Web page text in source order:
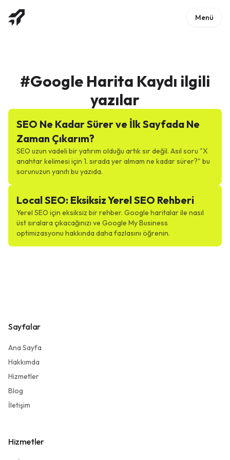
Menü
#Google Harita Kaydı ilgili
yazılar
SEO Ne Kadar Sürer ve İlk Sayfada Ne
Zaman Çıkarım?
SEO uzun vadeli bir yatırım olduğu artık sır değil. Asıl soru "X
anahtar kelimesi için 1. sırada yer almam ne kadar sürer?" bu
sorunuzun yanıtı bu yazıda.
Local SEO: Eksiksiz Yerel SEO Rehberi
Yerel SEO için eksiksiz bir rehber. Google haritalar ile nasıl
üst sıralara çıkacağınızı ve Google My Business
optimizasyonu hakkında daha fazlasını öğrenin.
Sayfalar
Ana Sayfa
Hakkımda
Hizmetler
Blog
İletişim
Hizmetler